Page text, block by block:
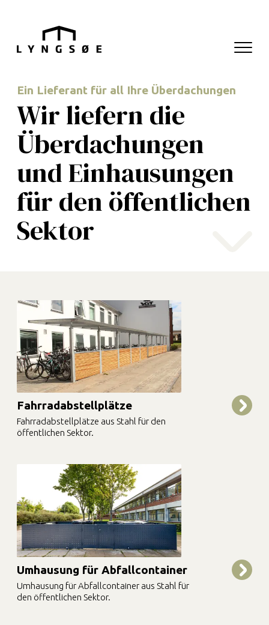
Ein Lieferant für all Ihre Überdachungen
Wirlieferndie
Überdachungen
undEinhausungen
fürdenöffentlichen
Sektor
Fahrradabstellplätze
Fahrradabstellplätze aus Stahl für den
öffentlichen Sektor.
Umhausung für Abfallcontainer
Umhausung für Abfallcontainer aus Stahl für
den öffentlichen Sektor.